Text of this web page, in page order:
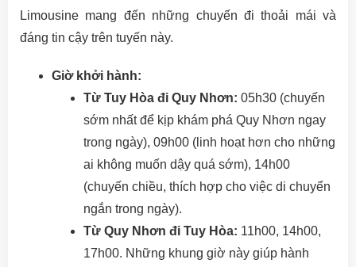
Limousine mang đến những chuyến đi thoải mái và
đáng tin cậy trên tuyến này.
Giờ khởi hành:
Từ Tuy Hòa đi Quy Nhơn: 05h30 (chuyến
sớm nhất để kịp khám phá Quy Nhơn ngay
trong ngày), 09h00 (linh hoạt hơn cho những
ai không muốn dậy quá sớm), 14h00
(chuyến chiều, thích hợp cho việc di chuyển
ngắn trong ngày).
Từ Quy Nhơn đi Tuy Hòa: 11h00, 14h00,
17h00. Những khung giờ này giúp hành